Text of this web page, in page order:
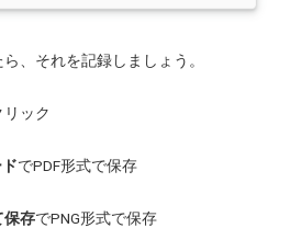
、それを記録しましょう。
リック
でPDF形式で保存
保存でPNG形式で保存